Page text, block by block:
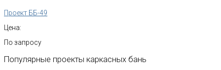
Проект ББ-49
Цена:
По запросу
Популярные проекты каркасных бань